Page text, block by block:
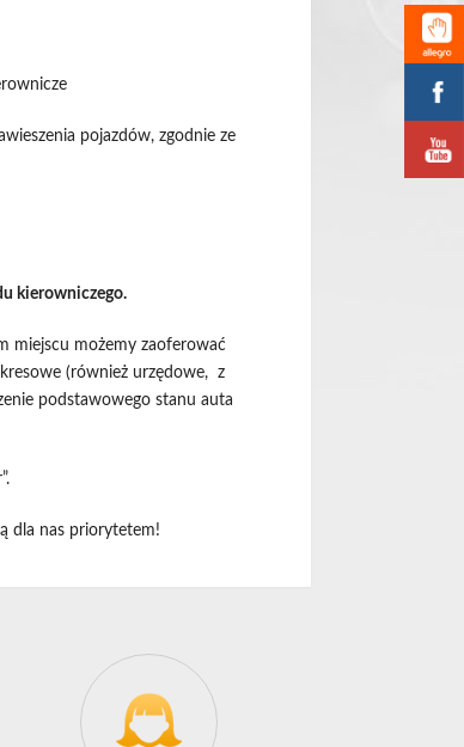
pojazdów, zgodnie ze
kierowniczego.
miejscu możemy zaoferować
(również urzędowe, z
podstawowego stanu auta
dla nas priorytetem!